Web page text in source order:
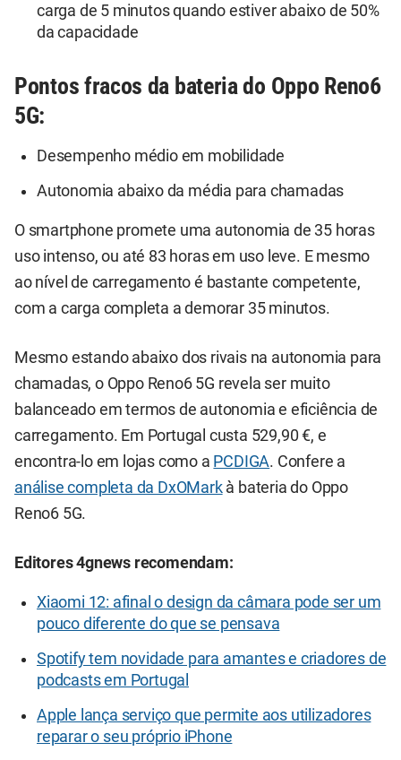
carga de 5 minutos quando estiver abaixo de 50%
da capacidade
Pontos fracos da bateria do Oppo Reno6
5G:
Desempenho médio em mobilidade
Autonomia abaixo da média para chamadas
O smartphone promete uma autonomia de 35 horas
uso intenso, ou até 83 horas em uso leve. E mesmo
ao nível de carregamento é bastante competente,
com a carga completa a demorar 35 minutos.
Mesmo estando abaixo dos rivais na autonomia para
chamadas, o Oppo Reno6 5G revela ser muito
balanceado em termos de autonomia e eficiência de
carregamento. Em Portugal custa 529,90 €, e
encontra-lo em lojas como a PCDIGA. Confere a
análise completa da DxOMarkà bateria do Oppo
Reno6 5G.
Editores 4gnews recomendam:
Xiaomi 12: afinal o design da câmara pode ser um
pouco diferente do que se pensava
Spotify tem novidade para amantes e criadores de
podcasts em Portugal
Apple lança serviço que permite aos utilizadores
reparar o seu próprio iPhone